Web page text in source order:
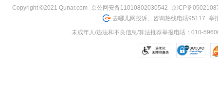
Copyright ©2021 Qunar.com 京公网安备11010802030542
京ICP备
去哪儿网投诉、咨询热线电话95117 举
未成年人/违法和不良信息/算法推荐举报电话：010-